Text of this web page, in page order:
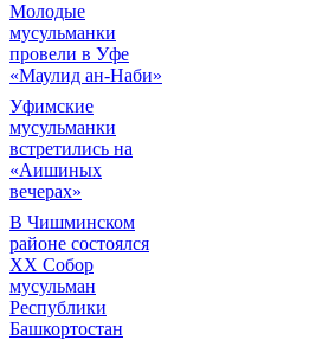
Молодые
мусульманки
провели в Уфе
«Маулид ан-Наби»
Уфимские
мусульманки
встретились на
«Аишиных
вечерах»
В Чишминском
районе состоялся
XX Собор
мусульман
Республики
Башкортостан